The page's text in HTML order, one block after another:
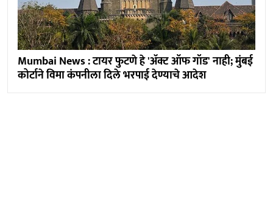
Mumbai News : टायर फुटणे हे 'अ‍ॅक्ट ऑफ गॉड' नाही; मुंबई
कोर्टाने विमा कंपनीला दिले भरपाई देण्याचे आदेश